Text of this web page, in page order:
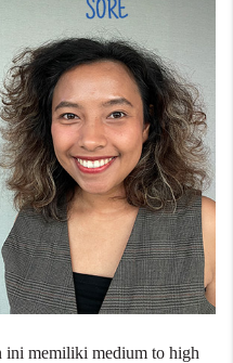
memiliki medium to high